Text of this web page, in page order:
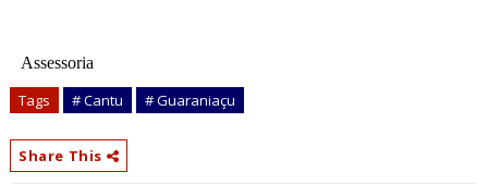
Assessoria
Tags # Cantu # Guaraniaçu
Share This